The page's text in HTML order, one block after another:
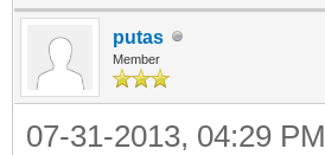
putas
Member
07-31-2013, 04:29 PM